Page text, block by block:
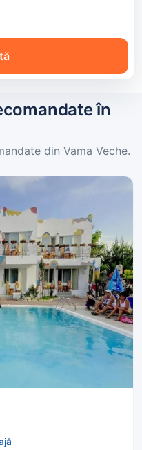
în
din Vama Veche.